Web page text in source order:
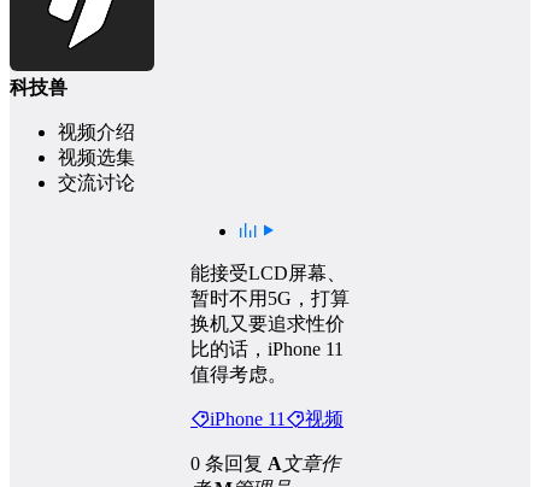
科技兽
视频介绍
视频选集
交流讨论
能接受LCD屏幕、
暂时不用5G，打算
换机又要追求性价
比的话，iPhone 11
值得考虑。
iPhone 11 视频
0 条回复 A文章作